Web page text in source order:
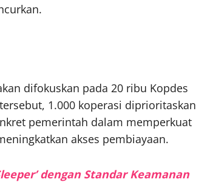
difokuskan pada 20 ribu Kopdes
1.000 koperasi diprioritaskan
pemerintah dalam memperkuat
akses pembiayaan.
dengan Standar Keamanan